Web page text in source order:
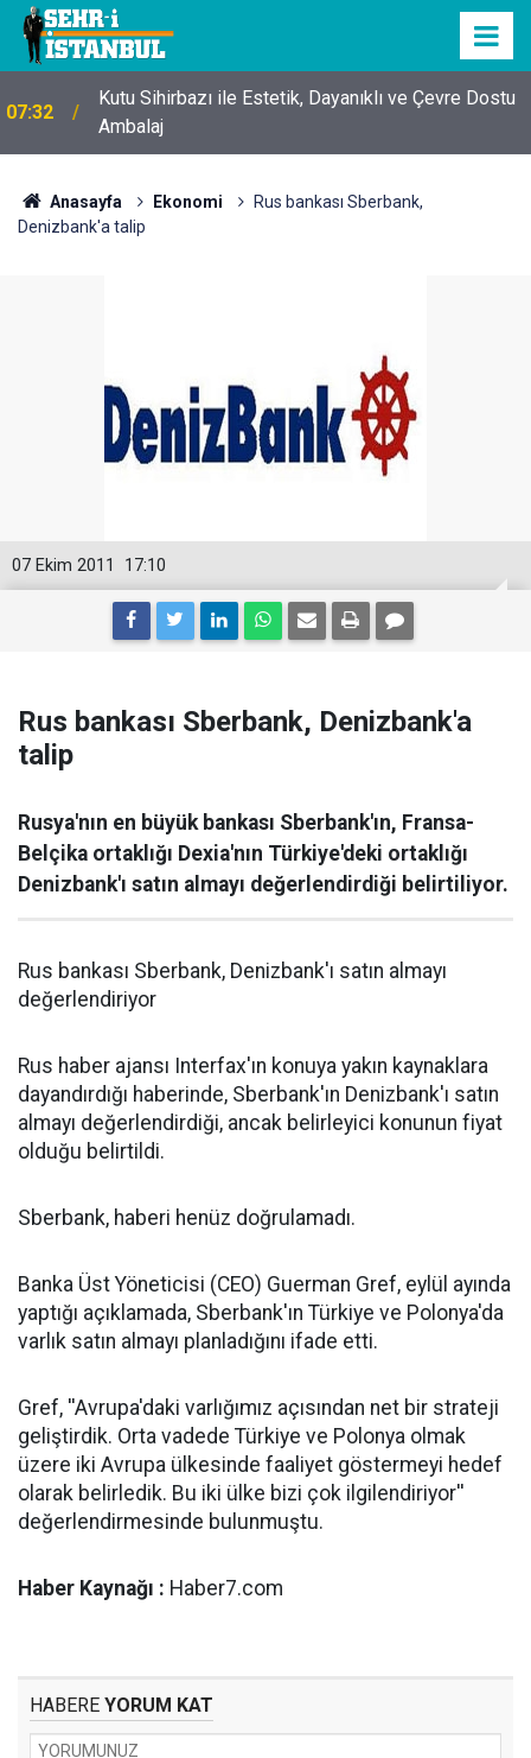
07:32
Kutu Sihirbazı ile Estetik, Dayanıklı ve Çevre Dostu
Ambalaj
Anasayfa Ekonomi
Rus bankası Sberbank,
Denizbank'a talip
17:10
07 Ekim 2011
Rus bankası Sberbank, Denizbank'a
talip
Rusya'nın en büyük bankası Sberbank'ın, Fransa-
Belçika ortaklığı Dexia'nın Türkiye'deki ortaklığı
Denizbank'ı satın almayı değerlendirdiği belirtiliyor.
Rus bankası Sberbank, Denizbank'ı satın almayı
değerlendiriyor
Rus haber ajansı Interfax'ın konuya yakın kaynaklara
dayandırdığı haberinde, Sberbank'ın Denizbank'ı satın
almayı değerlendirdiği, ancak belirleyici konunun fiyat
olduğu belirtildi.
Sberbank, haberi henüz doğrulamadı.
Banka Üst Yöneticisi (CEO) Guerman Gref, eylül ayında
yaptığı açıklamada, Sberbank'ın Türkiye ve Polonya'da
varlık satın almayı planladığını ifade etti.
Gref, ''Avrupa'daki varlığımız açısından net bir strateji
geliştirdik. Orta vadede Türkiye ve Polonya olmak
üzere iki Avrupa ülkesinde faaliyet göstermeyi hedef
olarak belirledik. Bu iki ülke bizi çok ilgilendiriyor''
değerlendirmesinde bulunmuştu.
Haber Kaynağı : Haber7.com
HABERE YORUM KAT